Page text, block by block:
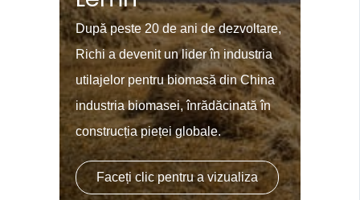
După peste 20 de ani de dezvoltare,
Richi a devenit un lider în industria
utilajelor pentru biomasă din China
industria biomasei, înrădăcinată în
construcția pieței globale.
Faceți clic pentru a vizualiza